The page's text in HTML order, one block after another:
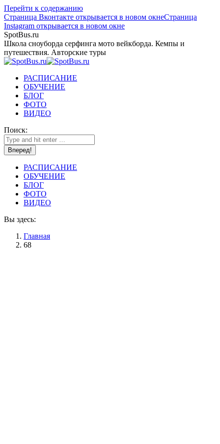
Перейти к содержанию
Страница Вконтакте открывается в новом окнеСтраница
Instagram открывается в новом окне
SpotBus.ru
Школа сноуборда серфинга мото вейкборда. Кемпы и
путешествия. Авторские туры
РАСПИСАНИЕ
ОБУЧЕНИЕ
БЛОГ
ФОТО
ВИДЕО
Поиск:
РАСПИСАНИЕ
ОБУЧЕНИЕ
БЛОГ
ФОТО
ВИДЕО
Вы здесь:
Главная
68